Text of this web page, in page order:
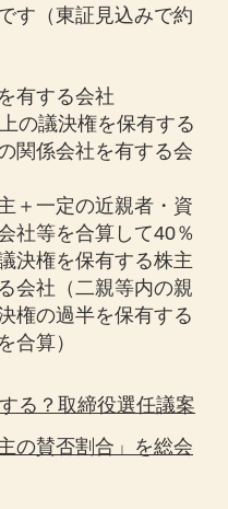
す（東証見込みで約
有する会社
の議決権を保有する
関係会社を有する会
＋一定の近親者・資
社等を合算して40％
決権を保有する株主
会社（二親等内の親
権の過半を保有する
合算）
る？取締役選任議案
の賛否割合」を総会